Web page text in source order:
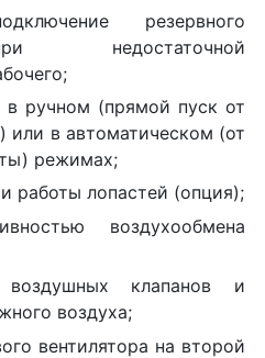
резервного
недостаточной
в ручном (прямой пуск от
или в автоматическом (от
режимах;
работы лопастей (опция);
воздухообмена
воздушных клапанов и
воздуха;
вентилятора на второй